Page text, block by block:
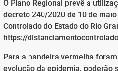
O Plano Regional prevê a
decreto 240/2020 de 10 de
Controlado do Estado do Rio
https://
Para a bandeira vermelha
evolução da epidemia, poderão